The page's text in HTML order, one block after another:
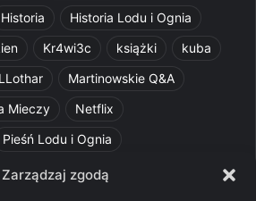
Zarządzaj zgodą
Historia
Historia Lodu i Ognia
Kr4wi3c książki
kuba
LLothar
Martinowskie Q&A
Mieczy
Netflix
Pieśń Lodu i Ognia
Pquelim
Pytania do maesterów